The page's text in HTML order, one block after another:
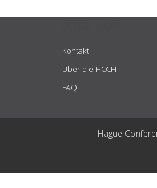
Kontakt
Über die HCCH
FAQ
Hague